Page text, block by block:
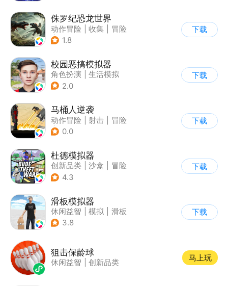
侏罗纪恐龙世界
动作冒险 收集
冒险
| 写实
1.8
下载
校园恶搞模拟器
角色扮演
生活模拟
| 写实
2.0
下载
马桶人逆袭
动作冒险 射击
冒险
| 像素风
0.0
下载
杜德模拟器
创新品类 沙盒
冒险
| 写实
4.3
下载
滑板模拟器
休闲益智 模拟
滑板
| 卡通
3.8
下载
狙击保龄球
休闲益智 创新品类
马上玩